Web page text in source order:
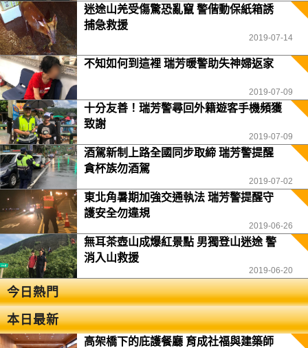
迷途山羌受傷驚恐亂竄 警偕動保紙箱誘
捕急救援
2019-07-14
不知如何到這裡 瑞芳暖警助失神婦返家
2019-07-09
十分友善！瑞芳警尋回外籍遊客手機頻獲
致謝
2019-07-09
酒駕新制上路全國同步取締 瑞芳警提醒
貪杯族勿酒駕
2019-07-02
東北角暑期加強交通執法 瑞芳警提醒守
護安全勿違規
2019-06-26
無耳茶壺山成爆紅景點 男獨登山迷途 警
消入山救援
2019-06-20
今日熱門
本日最新
高架橋下的庇護餐廳 育成社福與建築師